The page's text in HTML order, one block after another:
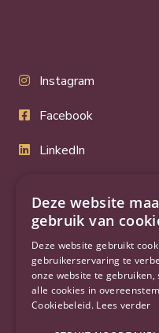
Instagram
Facebook
LinkedIn
YouTube
Deze website
gebruik van
Deze website gebruikt
gebruikerservaring te
onze website te gebruiken,
alle cookies in
Cookiebeleid. Lees verder